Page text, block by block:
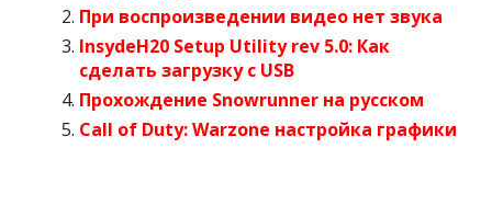
При воспроизведении видео нет звука
InsydeH20 Setup Utility rev 5.0: Как
сделать загрузку с USB
Прохождение Snowrunner на русском
Call of Duty: Warzone настройка графики